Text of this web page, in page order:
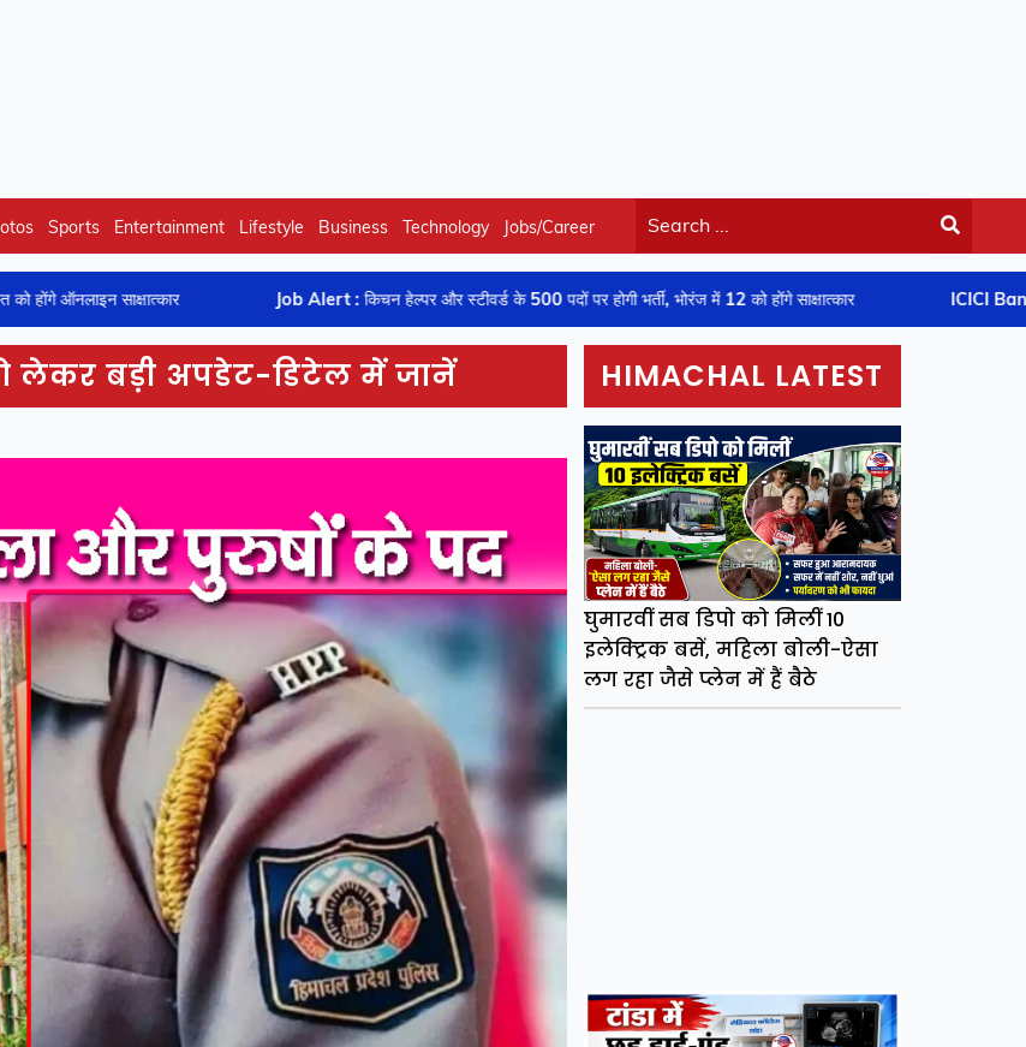
Sports Entertainment Lifestyle Business Technology Jobs/Career
Job Alert : किचन हेल्पर और स्टीवर्ड के 500 पदों पर होगी भर्ती, भोरंज में 12 को होंगे साक्षात्कार ICICI Bank में
लेकर बड़ी अपडेट-डिटेल में जानें HIMACHAL LATEST
घुमारवीं सब डिपो को मिलीं 10
इलेक्ट्रिक बसें, महिला बोली-ऐसा
लग रहा जैसे प्लेन में हैं बैठे